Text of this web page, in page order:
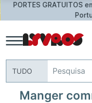
PORTES GRATUITOS
TUDO
Manger